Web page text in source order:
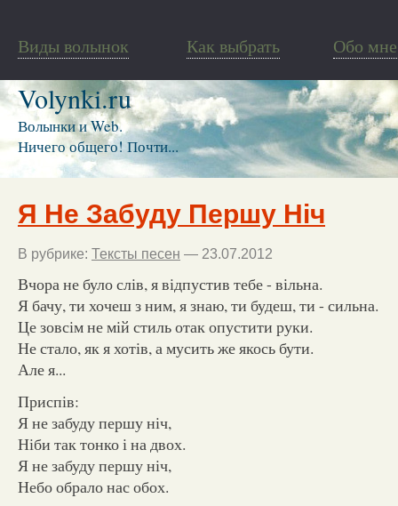
Виды волынок Как выбрать Обо мне
Volynki.ru
Волынки и Web.
Ничего общего! Почти...
Я Не Забуду Першу Ніч
В рубрике: Тексты песен — 23.07.2012
Вчора не було слів, я відпустив тебе - вільна.
Я бачу, ти хочеш з ним, я знаю, ти будеш, ти - сильна.
Це зовсім не мій стиль отак опустити руки.
Не стало, як я хотів, а мусить же якось бути.
Але я...
Приспів:
Я не забуду першу ніч,
Ніби так тонко і на двох.
Я не забуду першу ніч,
Небо обрало нас обох.